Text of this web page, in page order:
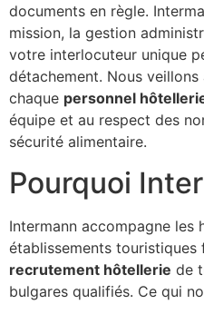
documents en règle.
mission, la gestion
votre interlocuteur unique
détachement. Nous
chaque personnel
équipe et au respect des
sécurité alimentaire.
Pourquoi
Intermann accompagne les
établissements touristiques
recrutement hôtellerie de
bulgares qualifiés. Ce qui